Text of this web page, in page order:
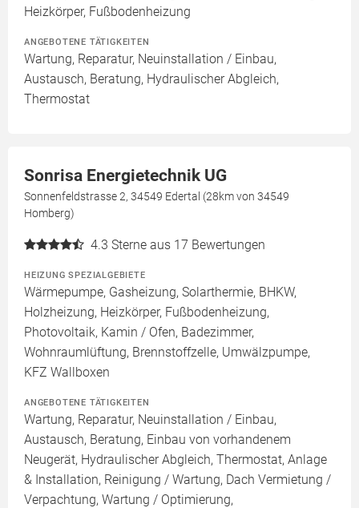
Heizkörper, Fußbodenheizung
ANGEBOTENE TÄTIGKEITEN
Wartung, Reparatur, Neuinstallation / Einbau,
Austausch, Beratung, Hydraulischer Abgleich,
Thermostat
Sonrisa Energietechnik UG
Sonnenfeldstrasse 2, 34549 Edertal (28km von 34549
Homberg)
4.3 Sterne aus 17 Bewertungen
HEIZUNG SPEZIALGEBIETE
Wärmepumpe, Gasheizung, Solarthermie, BHKW,
Holzheizung, Heizkörper, Fußbodenheizung,
Photovoltaik, Kamin / Ofen, Badezimmer,
Wohnraumlüftung, Brennstoffzelle, Umwälzpumpe,
KFZ Wallboxen
ANGEBOTENE TÄTIGKEITEN
Wartung, Reparatur, Neuinstallation / Einbau,
Austausch, Beratung, Einbau von vorhandenem
Neugerät, Hydraulischer Abgleich, Thermostat, Anlage
& Installation, Reinigung / Wartung, Dach Vermietung /
Verpachtung, Wartung / Optimierung,